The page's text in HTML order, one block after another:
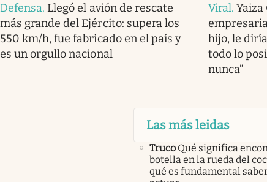
Defensa. Llegó el avión de rescate
más grande del Ejército: supera los
550 km/h, fue fabricado en el país y
es un orgullo nacional
Viral.Yaiza
hijo, le
todo lo
nunca”
Las más leidas
Truco Qué significa
botella en la rueda del
qué es fundamental